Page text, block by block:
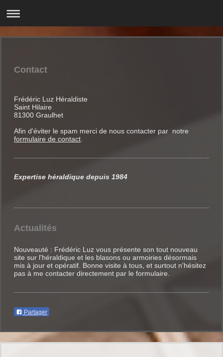
Contact
Frédéric Luz Héraldiste
Saint Hilaire
81300 Graulhet
Afin d'éviter le spam merci de nous contacter par notre
formulaire de contact
Expertise héraldique depuis 1984
Actualités
Nouveauté : Frédéric Luz vous présente son tout nouveau
site sur l'héraldique et les blasons ou armoiries désormais
mis à jour et opératif. Bonne visite à tous, et surtout n'hésitez
pas à me contacter directement par le formulaire.
Partager